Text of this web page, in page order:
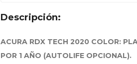
Descripción:
ACURA RDX TECH 2020 COLOR:
POR 1 AÑO (AUTOLIFE OPCIONAL).